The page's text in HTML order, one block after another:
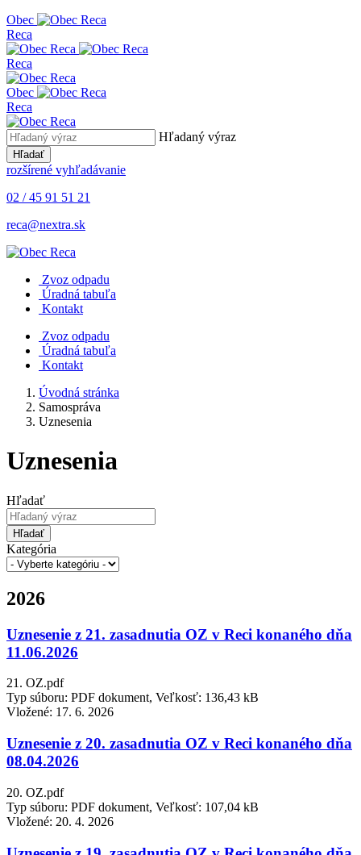
Obec
Reca
Reca
Obec
Reca
Hľadaný výraz
Hľadať
rozšírené vyhľadávanie
02 / 45 91 51 21
reca@nextra.sk
Zvoz odpadu
Úradná tabuľa
Kontakt
Zvoz odpadu
Úradná tabuľa
Kontakt
Úvodná stránka
Samospráva
Uznesenia
Uznesenia
Hľadať
Hľadať
Kategória
2026
Uznesenie z 21. zasadnutia OZ v Reci konaného dňa
11.06.2026
21. OZ.pdf
Typ súboru: PDF dokument, Veľkosť: 136,43 kB
Vložené: 17. 6. 2026
Uznesenie z 20. zasadnutia OZ v Reci konaného dňa
08.04.2026
20. OZ.pdf
Typ súboru: PDF dokument, Veľkosť: 107,04 kB
Vložené: 20. 4. 2026